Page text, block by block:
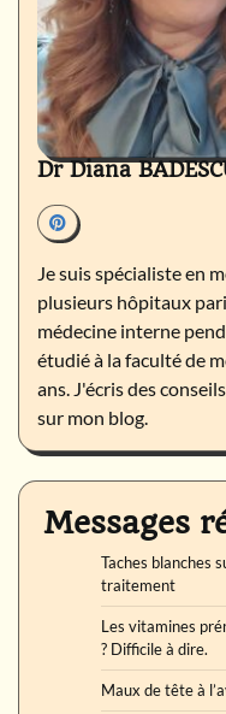
Dr Diana
Je suis spécialiste en
plusieurs hôpitaux
médecine interne
étudié à la faculté de
ans. J'écris des
sur mon blog.
Messages
Taches blanches
traitement
Les vitamines
? Difficile à dire.
Maux de tête à